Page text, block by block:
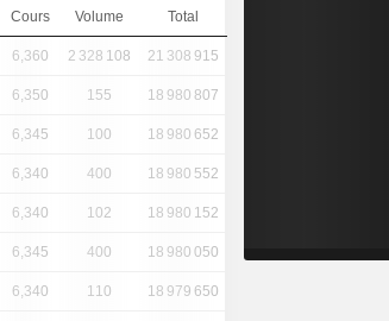
Cours Volume Total
6,360 2 328 108 21 308 915
6,350 155 18 980 807
6,345 100 18 980 652
6,340 400 18 980 552
6,340 102 18 980 152
6,345 400 18 980 050
6,340 110 18 979 650